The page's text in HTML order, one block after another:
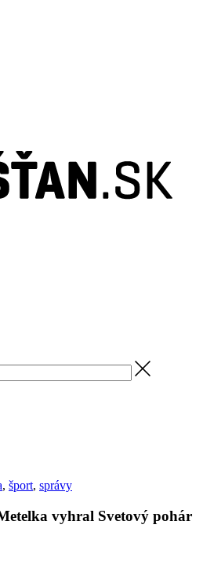
, šport, správy
vyhral Svetový pohár